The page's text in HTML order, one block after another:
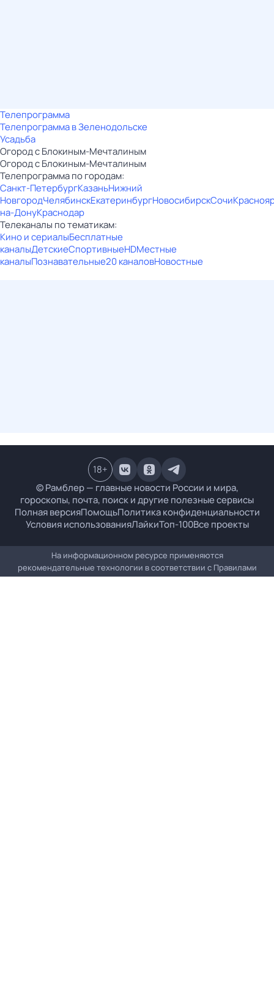
Телепрограмма
Телепрограмма в Зеленодольске
Усадьба
Огород с Блокиным-Мечталиным
Огород с Блокиным-Мечталиным
Телепрограмма по городам:
Санкт-ПетербургКазаньНижний
НовгородЧелябинскЕкатеринбургНовосибирскСочи
на-ДонуКраснодар
Телеканалы по тематикам:
Кино и сериалыБесплатные
каналыДетскиеСпортивныеHDМестные
каналыПознавательные20 каналовНовостные
© Рамблер — главные новости России и мира,
гороскопы, почта, поиск и другие полезные сервисы
Полная версияПомощьПолитика конфиденциальности
Условия использованияЛайкиТоп-100Все проекты
18+
На информационном ресурсе применяются
рекомендательные технологии в соответствии с Правилами